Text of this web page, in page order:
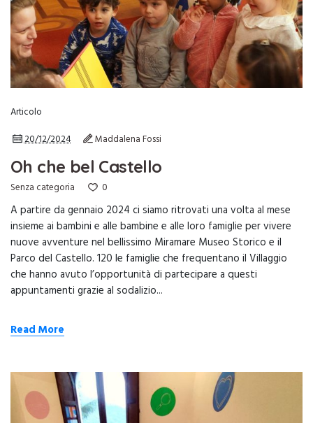
Articolo
20/12/2024
Maddalena Fossi
Oh che bel Castello
Senza categoria 0
A partire da gennaio 2024 ci siamo ritrovati una volta al mese
insieme ai bambini e alle bambine e alle loro famiglie per vivere
nuove avventure nel bellissimo Miramare Museo Storico e il
Parco del Castello. 120 le famiglie che frequentano il Villaggio
che hanno avuto l’opportunità di partecipare a questi
appuntamenti grazie al sodalizio...
Read More